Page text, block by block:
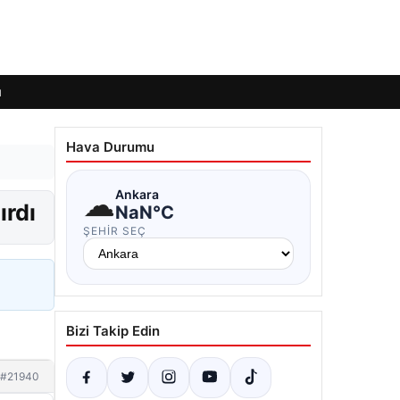
#21940
Hava Durumu
☁Ankara
NaN°C
ŞEHIR SEÇ
Bizi Takip Edin